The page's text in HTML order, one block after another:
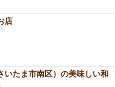
店
いたま市南区）の美味しい和